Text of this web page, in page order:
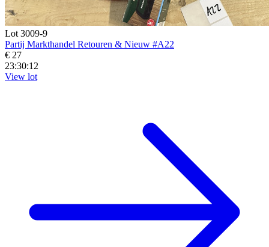
Lot 3009-9
Partij Markthandel Retouren & Nieuw #A22
€ 27
23:30:11
View lot